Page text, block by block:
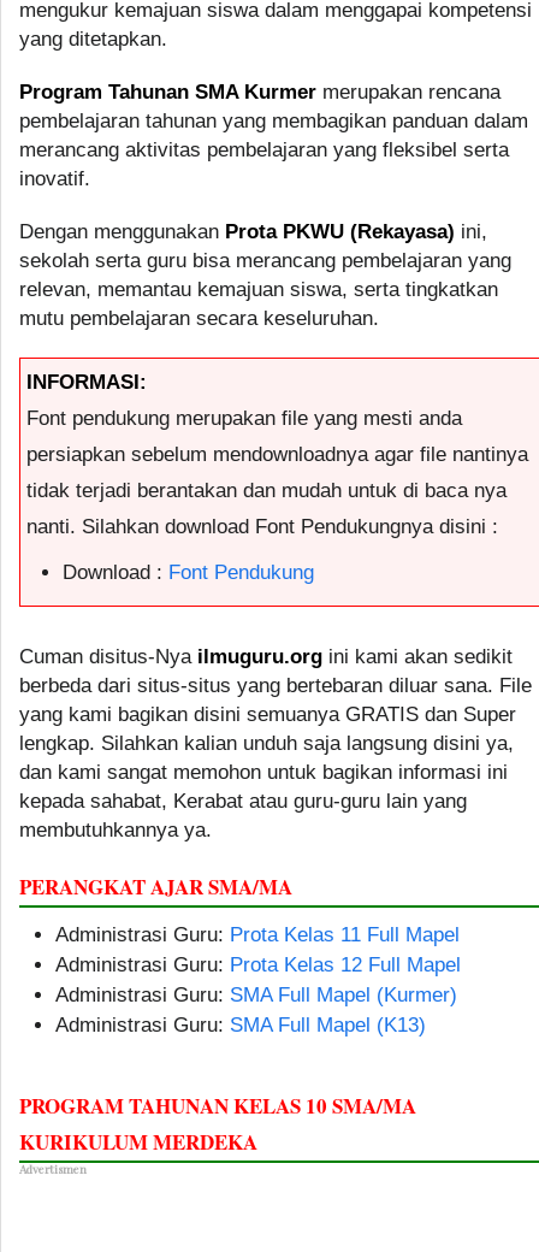
mengukur kemajuan siswa dalam menggapai kompetensi
yang ditetapkan.
Program Tahunan SMA Kurmer merupakan rencana
pembelajaran tahunan yang membagikan panduan dalam
merancang aktivitas pembelajaran yang fleksibel serta
inovatif.
Dengan menggunakan Prota PKWU (Rekayasa) ini,
sekolah serta guru bisa merancang pembelajaran yang
relevan, memantau kemajuan siswa, serta tingkatkan
mutu pembelajaran secara keseluruhan.
INFORMASI:
Font pendukung merupakan file yang mesti anda
persiapkan sebelum mendownloadnya agar file nantinya
tidak terjadi berantakan dan mudah untuk di baca nya
nanti. Silahkan download Font Pendukungnya disini :
Download : Font Pendukung
Cuman disitus-Nya ilmuguru.org ini kami akan sedikit
berbeda dari situs-situs yang bertebaran diluar sana. File
yang kami bagikan disini semuanya GRATIS dan Super
lengkap. Silahkan kalian unduh saja langsung disini ya,
dan kami sangat memohon untuk bagikan informasi ini
kepada sahabat, Kerabat atau guru-guru lain yang
membutuhkannya ya.
PERANGKAT AJAR SMA/MA
Administrasi Guru: Prota Kelas 11 Full Mapel
Administrasi Guru: Prota Kelas 12 Full Mapel
Administrasi Guru: SMA Full Mapel (Kurmer)
Administrasi Guru: SMA Full Mapel (K13)
PROGRAM TAHUNAN KELAS 10 SMA/MA
KURIKULUM MERDEKA
Advertismen